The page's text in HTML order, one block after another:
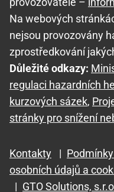
Na webových
nejsou provozovány
zprostředkování
Důležité odkazy:
regulaci hazardních
kurzových sázek,
stránky pro snížení
Kontakty |
osobních údajů a
| GTO Solutions,